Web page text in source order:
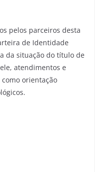
pelos parceiros desta
de Identidade
da situação do título de
atendimentos e
orientação